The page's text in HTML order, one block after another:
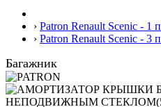
› Patron Renault Scenic - 1
› Patron Renault Scenic - 3
Багажник